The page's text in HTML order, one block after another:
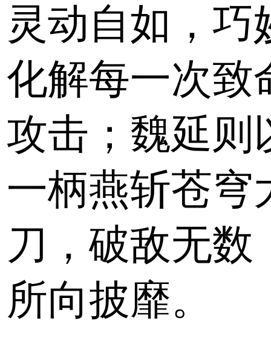
灵动自如，巧
化解每一次致
攻击；魏延则
一柄燕斩苍穹
刀，破敌无数
所向披靡。